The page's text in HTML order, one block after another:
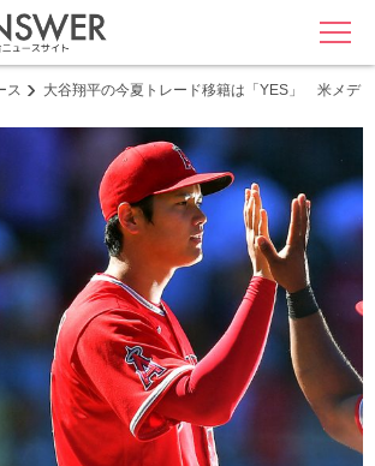
MENU
ス 大谷翔平の今夏トレード移籍は「YES」 米メデ